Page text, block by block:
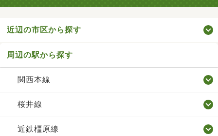
近辺の市区から探す
周辺の駅から探す
関西本線
桜井線
近鉄橿原線